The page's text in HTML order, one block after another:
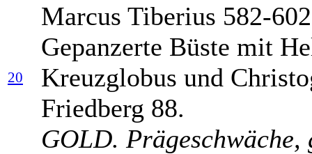
20
Marcus Tiberius 582-
Gepanzerte Büste mit
Kreuzglobus und
Friedberg 88.
GOLD.